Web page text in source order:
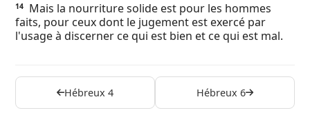
14
Mais la nourriture solide est pour les hommes
faits, pour ceux dont le jugement est exercé par
l'usage à discerner ce qui est bien et ce qui est mal.
Hébreux 4 Hébreux 6